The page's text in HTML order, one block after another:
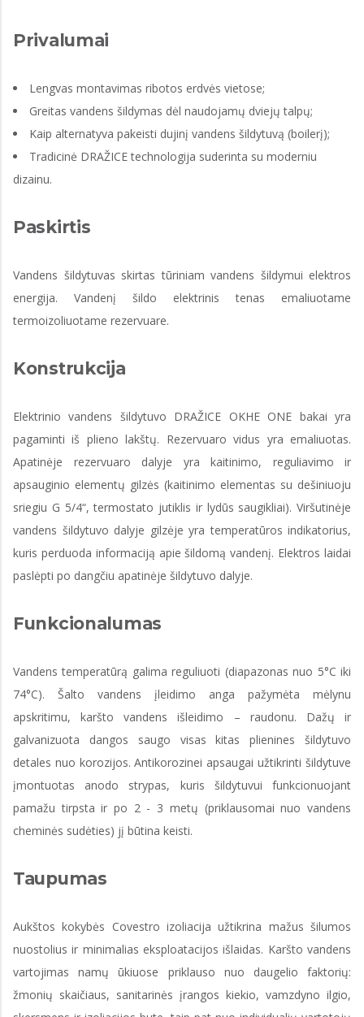
Privalumai
Lengvas montavimas ribotos erdvės vietose;
Greitas vandens šildymas dėl naudojamų dviejų talpų;
Kaip alternatyva pakeisti dujinį vandens šildytuvą (boilerį);
Tradicinė DRAŽICE technologija suderinta su moderniu
dizainu.
Paskirtis
Vandens šildytuvas skirtas tūriniam vandens šildymui elektros
energija. Vandenį šildo elektrinis tenas emaliuotame
termoizoliuotame rezervuare.
Konstrukcija
Elektrinio vandens šildytuvo DRAŽICE OKHE ONE bakai yra
pagaminti iš plieno lakštų. Rezervuaro vidus yra emaliuotas.
Apatinėje rezervuaro dalyje yra kaitinimo, reguliavimo ir
apsauginio elementų gilzės (kaitinimo elementas su dešiniuoju
sriegiu G 5/4“, termostato jutiklis ir lydūs saugikliai). Viršutinėje
vandens šildytuvo dalyje gilzėje yra temperatūros indikatorius,
kuris perduoda informaciją apie šildomą vandenį. Elektros laidai
paslėpti po dangčiu apatinėje šildytuvo dalyje.
Funkcionalumas
Vandens temperatūrą galima reguliuoti (diapazonas nuo 5°C iki
74°C). Šalto vandens įleidimo anga pažymėta mėlynu
apskritimu, karšto vandens išleidimo – raudonu. Dažų ir
galvanizuota dangos saugo visas kitas plienines šildytuvo
detales nuo korozijos. Antikorozinei apsaugai užtikrinti šildytuve
įmontuotas anodo strypas, kuris šildytuvui funkcionuojant
pamažu tirpsta ir po 2 - 3 metų (priklausomai nuo vandens
cheminės sudėties) jį būtina keisti.
Taupumas
Aukštos kokybės Covestro izoliacija užtikrina mažus šilumos
nuostolius ir minimalias eksploatacijos išlaidas. Karšto vandens
vartojimas namų ūkiuose priklauso nuo daugelio faktorių:
žmonių skaičiaus, sanitarinės įrangos kiekio, vamzdyno ilgio,